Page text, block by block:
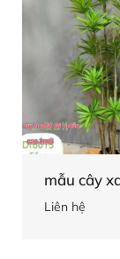
mẫu cây
Liên hệ